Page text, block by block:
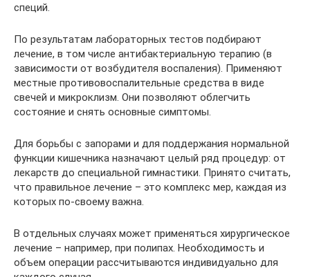
специй.
По результатам лабораторных тестов подбирают
лечение, в том числе антибактериальную терапию (в
зависимости от возбудителя воспаления). Применяют
местные противовоспалительные средства в виде
свечей и микроклизм. Они позволяют облегчить
состояние и снять основные симптомы.
Для борьбы с запорами и для поддержания нормальной
функции кишечника назначают целый ряд процедур: от
лекарств до специальной гимнастики. Принято считать,
что правильное лечение – это комплекс мер, каждая из
которых по-своему важна.
В отдельных случаях может применяться хирургическое
лечение – например, при полипах. Необходимость и
объем операции рассчитываются индивидуально для